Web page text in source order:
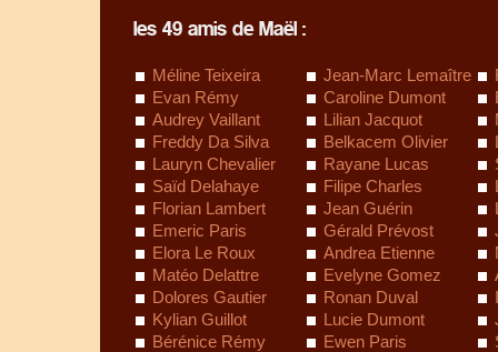
les 49 amis de Maël :
Méline Teixeira Jean-Marc Lemaître
Evan Rémy
Caroline Dumont
Audrey Vaillant
Lilian Jacquot
Freddy Da Silva
Belkacem Olivier
Lauryn Chevalier
Rayane Lucas
Saïd Delahaye
Filipe Charles
Florian Lambert
Jean Guérin
Emeric Paris
Gérald Prévost
Elora Le Roux
Andrea Etienne
Matéo Delattre
Evelyne Gomez
Dolores Gautier
Ronan Duval
Kylian Guillot
Lucie Dumont
Bérénice Rémy
Ewen Paris